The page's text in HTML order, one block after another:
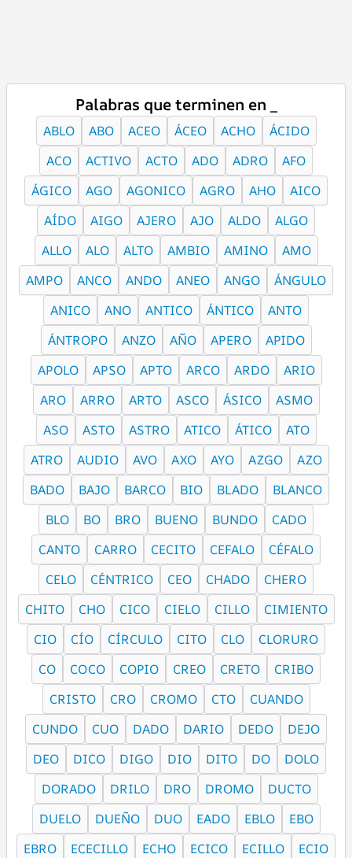
Palabras que terminen en _
ABLO ABO ACEO ÁCEO ACHO
ÁCIDO
ACO
ACTIVO ACTO ADO ADRO
AFO
ÁGICO
AGO AGONICO AGRO AHO
AICO
AÍDO
AIGO AJERO AJO ALDO
ALGO
ALLO
ALO ALTO AMBIO AMINO
AMO
AMPO
ANCO ANDO ANEO ANGO
ÁNGULO
ANICO
ANO ANTICO ÁNTICO
ANTO
ÁNTROPO
ANZO AÑO APERO
APIDO
APOLO
APSO APTO ARCO ARDO
ARIO
ARO
ARRO ARTO ASCO ÁSICO
ASMO
ASO
ASTO ASTRO ATICO ÁTICO
ATO
ATRO
AUDIO AVO AXO AYO AZGO
AZO
BADO
BAJO BARCO BIO BLADO
BLANCO
BLO
BO BRO BUENO BUNDO
CADO
CANTO
CARRO CECITO CEFALO
CÉFALO
CELO
CÉNTRICO CEO CHADO
CHERO
CHITO
CHO CICO CIELO CILLO
CIMIENTO
CIO
CÍO CÍRCULO CITO CLO
CLORURO
CO
COCO COPIO CREO CRETO
CRIBO
CRISTO
CRO CROMO CTO
CUANDO
CUNDO
CUO DADO DARIO DEDO
DEJO
DEO
DICO DIGO DIO DITO DO
DOLO
DORADO
DRILO DRO DROMO
DUCTO
DUELO
DUEÑO DUO EADO EBLO
EBO
EBRO
ECECILLO ECHO ECICO ECILLO
ECIO